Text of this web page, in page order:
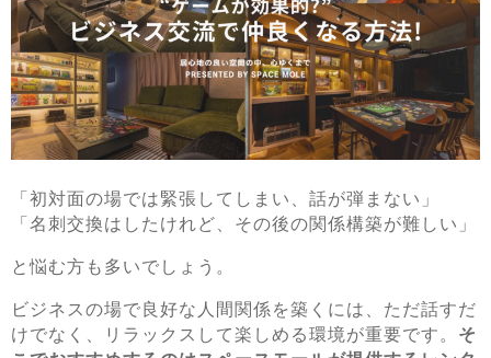
「初対面の場では緊張してしまい、話が弾まない」
「名刺交換はしたけれど、その後の関係構築が難しい」
と悩む方も多いでしょう。
ビジネスの場で良好な人間関係を築くには、ただ話すだ
けでなく、リラックスして楽しめる環境が重要です。 そ